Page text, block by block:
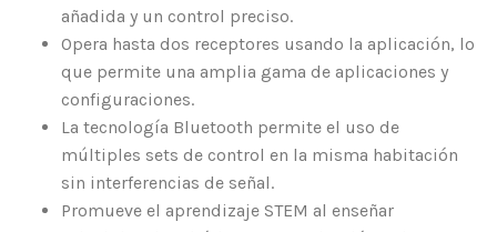
añadida y un control preciso.
Opera hasta dos receptores usando la aplicación, lo
que permite una amplia gama de aplicaciones y
configuraciones.
La tecnología Bluetooth permite el uso de
múltiples sets de control en la misma habitación
sin interferencias de señal.
Promueve el aprendizaje STEM al enseñar